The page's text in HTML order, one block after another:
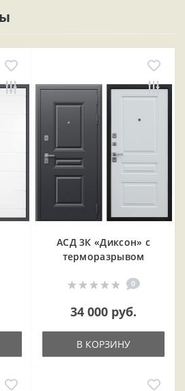
АСД 3К «Диксон» с
терморазрывом
0
34 000 руб.
В КОРЗИНУ